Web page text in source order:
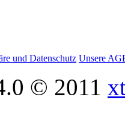
und Datenschutz Unsere
© 2011